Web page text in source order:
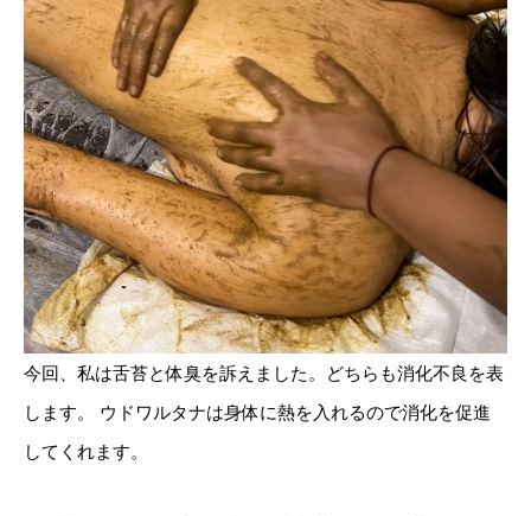
今回、私は舌苔と体臭を訴えました。どちらも消化不良を表
します。 ウドワルタナは身体に熱を入れるので消化を促進
してくれます。